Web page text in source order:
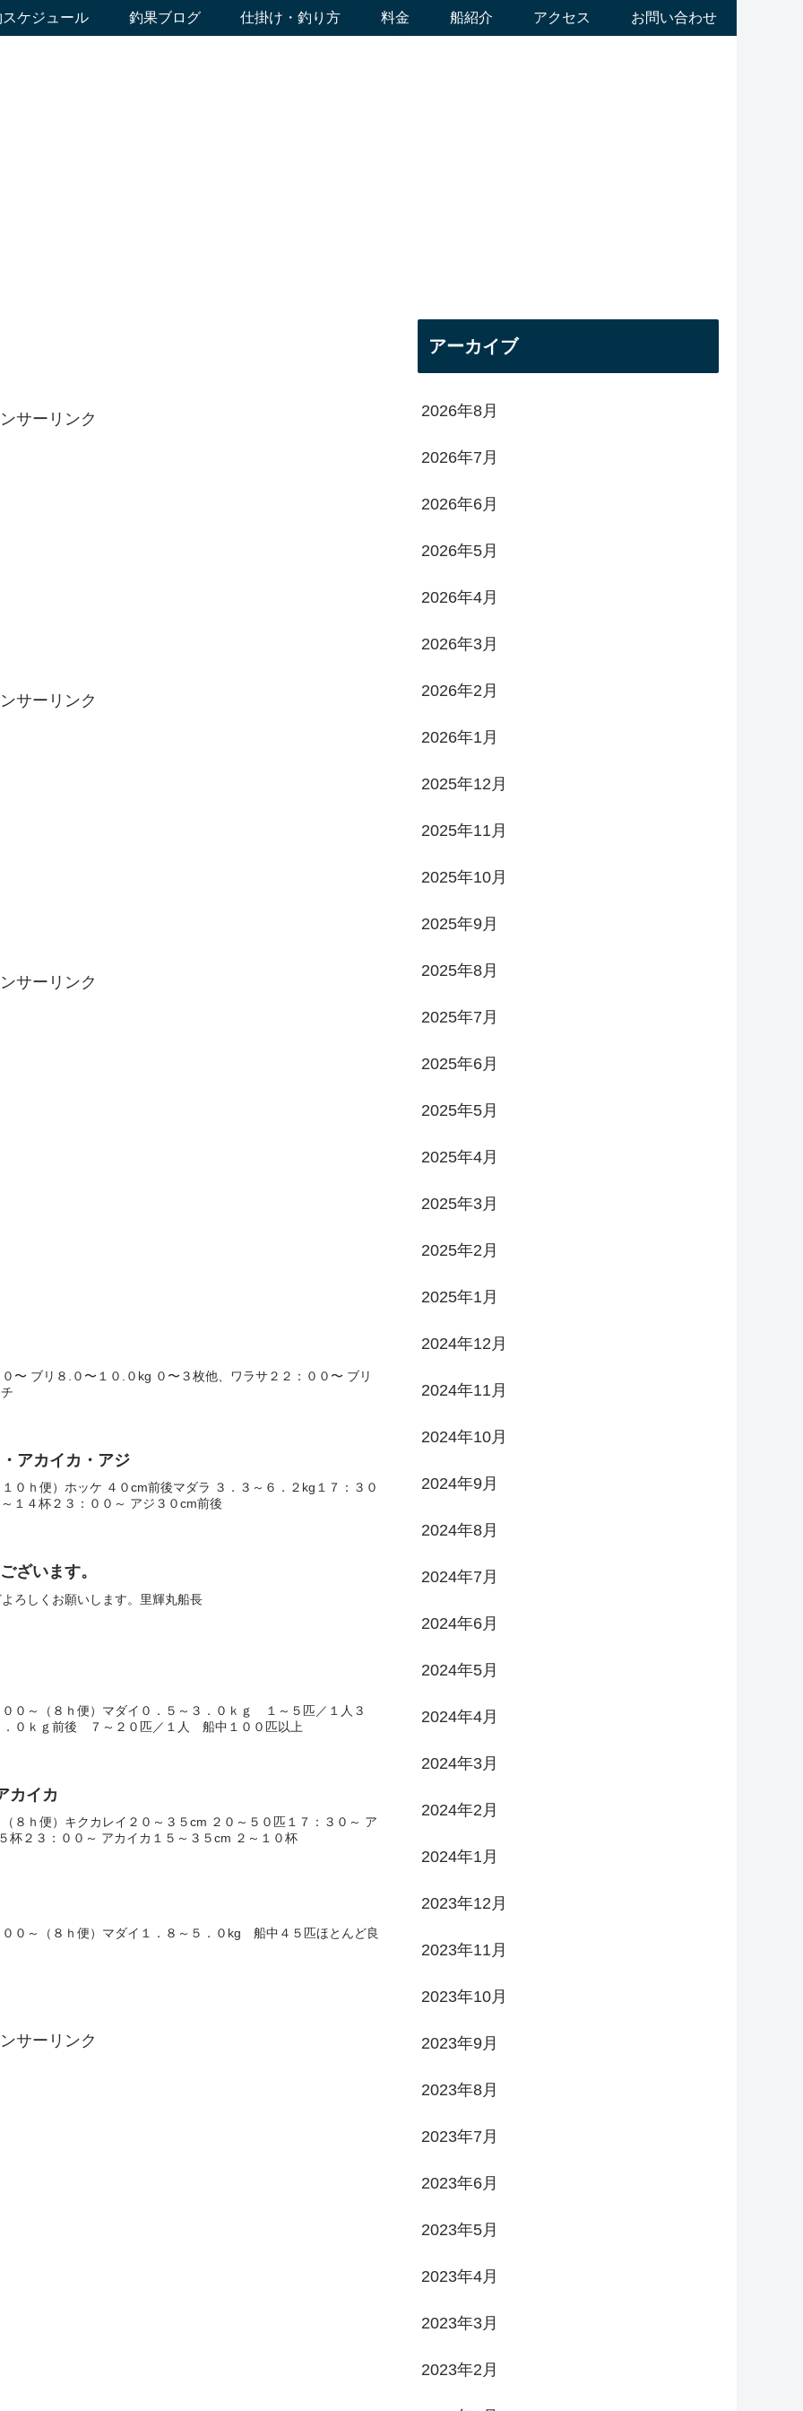
ケジュール 釣果ブログ 仕掛け・釣り方 料金 船紹介 アクセス お問い合わせ
サーリンク
サーリンク
サーリンク
〜 ブリ８.０〜１０.０kg ０〜３枚他、ワラサ２２：００〜 ブリ
アカイカ・アジ
０ｈ便）ホッケ ４０cm前後マダラ ３．３～６．２kg１７：３０
１４杯２３：００～ アジ３０cm前後
ざいます。
ろしくお願いします。里輝丸船長
０～（８ｈ便）マダイ０．５～３．０ｋｇ １～５匹／１人３
０ｋｇ前後 ７～２０匹／１人 船中１００匹以上
カイカ
８ｈ便）キクカレイ２０～３５cm ２０～５０匹１７：３０～ ア
杯２３：００～ アカイカ１５～３５cm ２～１０杯
０～（８ｈ便）マダイ１．８～５．０kg 船中４５匹ほとんど良
サーリンク
アーカイブ
2026年8月
2026年7月
2026年6月
2026年5月
2026年4月
2026年3月
2026年2月
2026年1月
2025年12月
2025年11月
2025年10月
2025年9月
2025年8月
2025年7月
2025年6月
2025年5月
2025年4月
2025年3月
2025年2月
2025年1月
2024年12月
2024年11月
2024年10月
2024年9月
2024年8月
2024年7月
2024年6月
2024年5月
2024年4月
2024年3月
2024年2月
2024年1月
2023年12月
2023年11月
2023年10月
2023年9月
2023年8月
2023年7月
2023年6月
2023年5月
2023年4月
2023年3月
2023年2月